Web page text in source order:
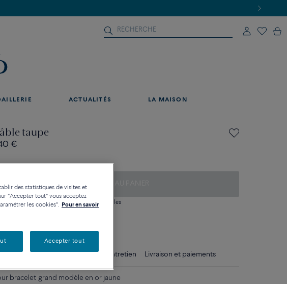
vous.
ACTUALITÉS LA MAISON
taupe
€
AJOUTER AU PANIER
nous pour toute question sur les tailles
Conseils d'entretien Livraison et paiements
bracelet grand modèle en or jaune
des statistiques de visites et
"Accepter tout" vous acceptez
les cookies". Pour en savoir
Accepter tout